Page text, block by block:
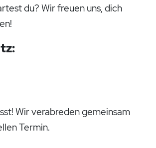
du? Wir freuen uns, dich
Wir verabreden gemeinsam
Termin.